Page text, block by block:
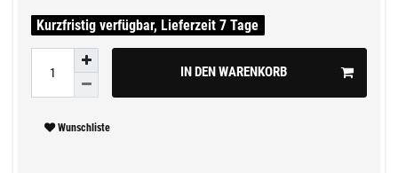
Kurzfristig verfügbar, Lieferzeit 7 Tage
IN DEN WARENKORB
Wunschliste